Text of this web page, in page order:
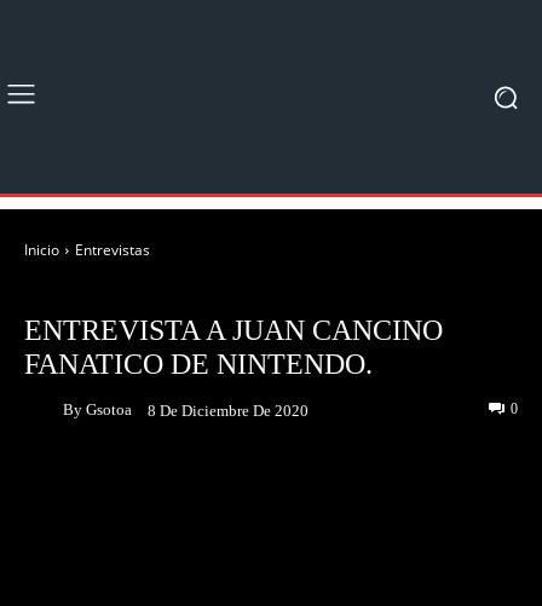
Inicio Entrevistas
ENTREVISTA A JUAN CANCINO
FANATICO DE NINTENDO.
By Gsotoa 8 De Diciembre De 2020 0